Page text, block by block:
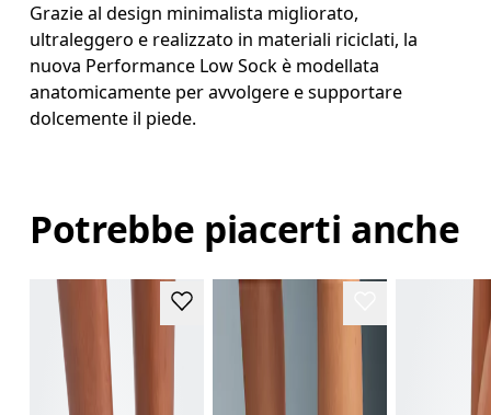
Grazie al design minimalista migliorato,
ultraleggero e realizzato in materiali riciclati, la
nuova Performance Low Sock è modellata
anatomicamente per avvolgere e supportare
dolcemente il piede.
Potrebbe piacerti anche